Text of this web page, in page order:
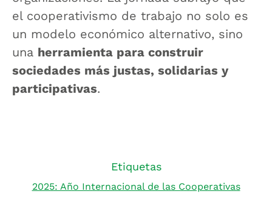
el cooperativismo de trabajo no solo es
un modelo económico alternativo, sino
una herramienta para construir
sociedades más justas, solidarias y
participativas.
Etiquetas
2025: Año Internacional de las Cooperativas